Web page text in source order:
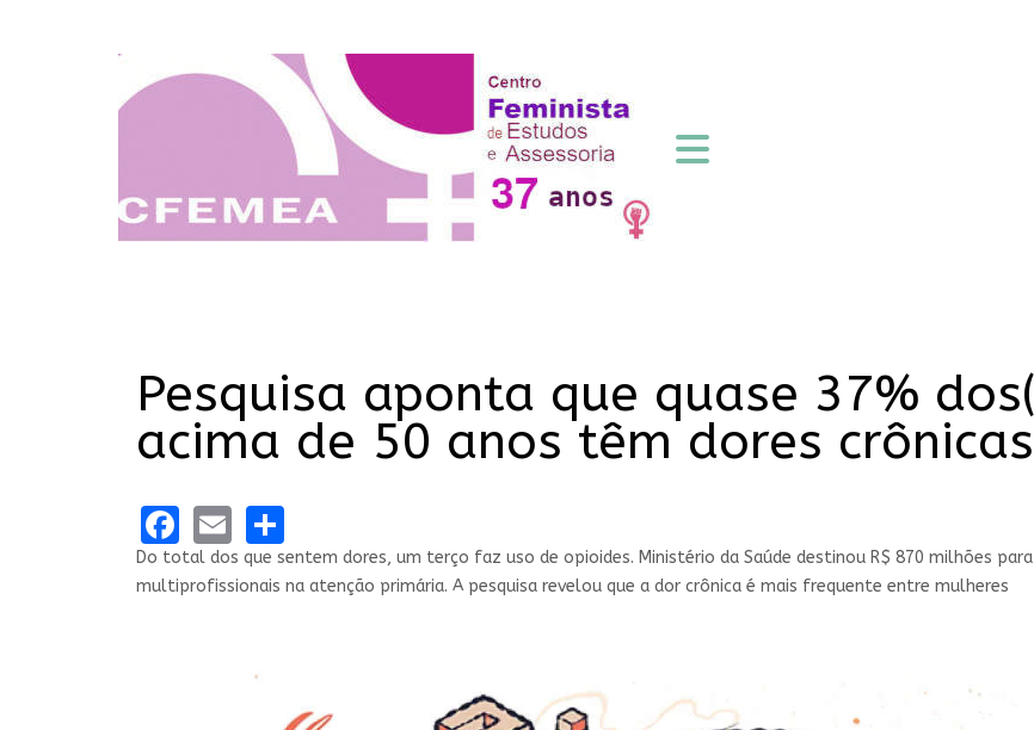
Pesquisa aponta que quase 37%
acima de 50 anos têm dores crônicas
Facebook
Email
Do total dos que sentem dores, um terço faz uso de opioides. Ministério da Saúde destinou R$ 870 milhões
multiprofissionais na atenção primária. A pesquisa revelou que a dor crônica é mais frequente entre mulheres